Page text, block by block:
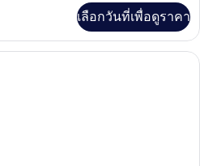
เลือกวันที่เพื่อดูราคา
เครื่องนอนระดับพรีเมียม, Wi-Fi ฟรี, ผ้